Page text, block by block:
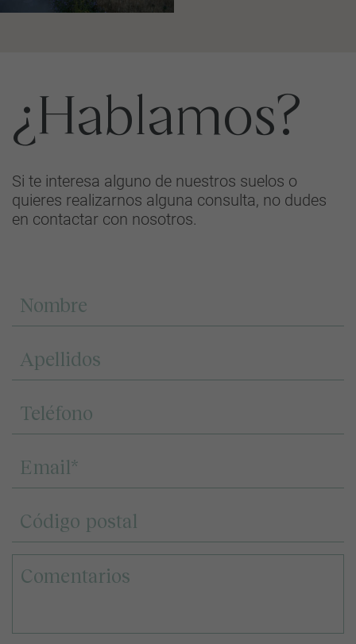
¿Hablamos?
Si te interesa alguno de nuestros suelos o
quieres realizarnos alguna consulta, no dudes
en contactar con nosotros.